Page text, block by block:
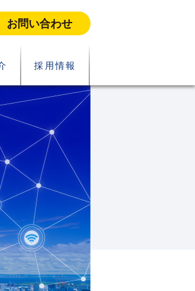
お問い合わせ
採用情報